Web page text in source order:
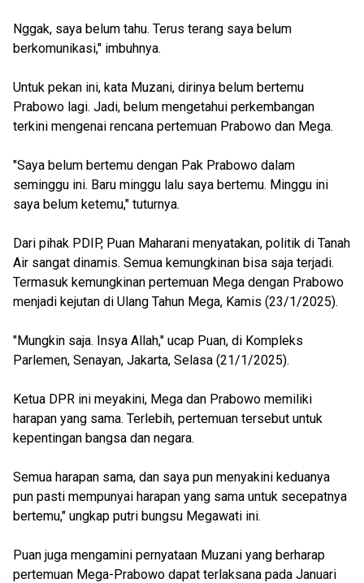
Nggak, saya belum tahu. Terus terang saya belum
berkomunikasi," imbuhnya.
Untuk pekan ini, kata Muzani, dirinya belum bertemu
Prabowo lagi. Jadi, belum mengetahui perkembangan
terkini mengenai rencana pertemuan Prabowo dan Mega.
"Saya belum bertemu dengan Pak Prabowo dalam
seminggu ini. Baru minggu lalu saya bertemu. Minggu ini
saya belum ketemu," tuturnya.
Dari pihak PDIP, Puan Maharani menyatakan, politik di Tanah
Air sangat dinamis. Semua kemungkinan bisa saja terjadi.
Termasuk kemungkinan pertemuan Mega dengan Prabowo
menjadi kejutan di Ulang Tahun Mega, Kamis (23/1/2025).
"Mungkin saja. Insya Allah," ucap Puan, di Kompleks
Parlemen, Senayan, Jakarta, Selasa (21/1/2025).
Ketua DPR ini meyakini, Mega dan Prabowo memiliki
harapan yang sama. Terlebih, pertemuan tersebut untuk
kepentingan bangsa dan negara.
Semua harapan sama, dan saya pun menyakini keduanya
pun pasti mempunyai harapan yang sama untuk secepatnya
bertemu," ungkap putri bungsu Megawati ini.
Puan juga mengamini pernyataan Muzani yang berharap
pertemuan Mega-Prabowo dapat terlaksana pada Januari